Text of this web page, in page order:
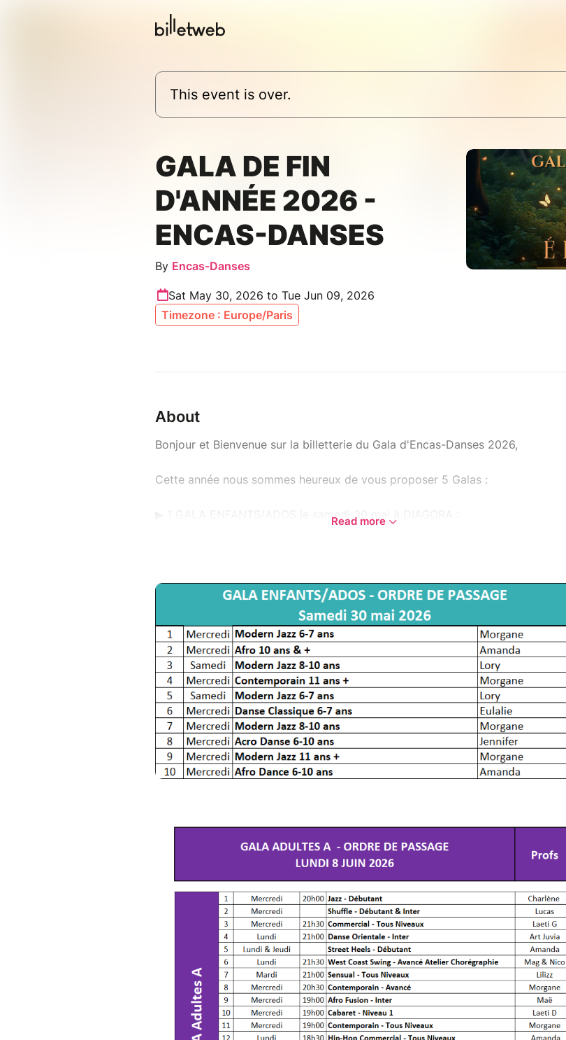
This event is over.
GALA DE FIN
D'ANNÉE 2026 -
ENCAS-DANSES
By Encas-Danses
Sat May 30, 2026 to Tue Jun 09, 2026
Timezone : Europe/Paris
About
Bonjour et Bienvenue sur la billetterie du Gala d'Encas-Danses 2026,
Cette année nous sommes heureux de vous proposer 5 Galas :
▶ 1 GALA ENFANTS/ADOS le samedi 30 mai à DIAGORA :
Lundi 8 juin : 2 représentations
• Gala Adultes A de 18h45 - 20h30
• Gala Adultes A de 21h30 - 23h15
Mardi 9 juin : 2 représentations
• Gala Adultes B de 18h45 - 20h30
• Gala Adultes B de 21h30 - 23h15
⚠️⚠️ ️Quelques rappels importants ⚠️⚠️ :
Nous avons 5 Galas distincts cette année : 1 Gala Enfants/Ados et 4
ligne. Si votre famille souhaite assister à plusieurs galas, il faudra
sélectionner tous les galas correspondants.
Tous les mineurs spectateurs doivent avoir un billet (y compris les
nourrissons même s'ils seront positionnés sur les genoux des parents),
il s'agit d'une obligation de jauge imposée du Bascala & Diagora. Les
billets pour les 0-3 sont gratuits (justificatifs obligatoires).
Le PLACEMENT est LIBRE. Il n'y a donc PAS DE
PLACES NUMÉROTÉES. Vous choisirez vos places dans le Bascala &
Diagora au fur et à mesure de votre arrivée sur les lieux. Veuillez ne
pas laisser de place libre entre vous.
Read more